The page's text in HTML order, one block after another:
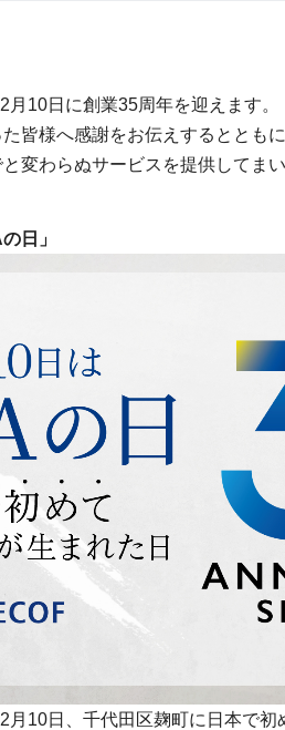
10日に創業35周年を迎えます。
皆様へ感謝をお伝えするととも
変わらぬサービスを提供してまい
日」
月10日、千代田区麹町に日本で